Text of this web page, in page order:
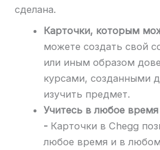
сделана.
Карточки, которым
можете создать свой
или иным образом
курсами, созданными
изучить предмет.
Учитесь в любое
- Карточки в Chegg
любое время и в